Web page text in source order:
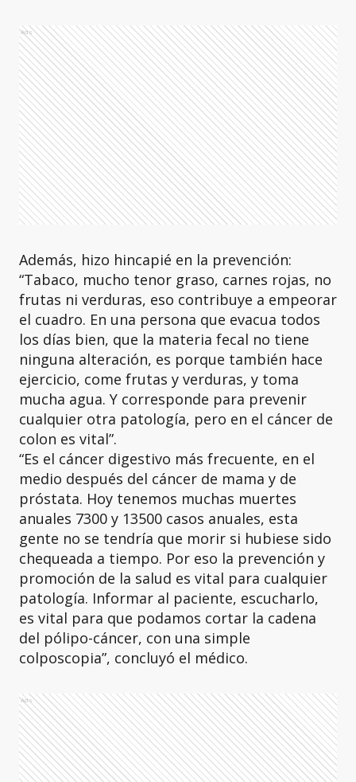
Ads
Además, hizo hincapié en la prevención:
“Tabaco, mucho tenor graso, carnes rojas, no
frutas ni verduras, eso contribuye a empeorar
el cuadro. En una persona que evacua todos
los días bien, que la materia fecal no tiene
ninguna alteración, es porque también hace
ejercicio, come frutas y verduras, y toma
mucha agua. Y corresponde para prevenir
cualquier otra patología, pero en el cáncer de
colon es vital”.
“Es el cáncer digestivo más frecuente, en el
medio después del cáncer de mama y de
próstata. Hoy tenemos muchas muertes
anuales 7300 y 13500 casos anuales, esta
gente no se tendría que morir si hubiese sido
chequeada a tiempo. Por eso la prevención y
promoción de la salud es vital para cualquier
patología. Informar al paciente, escucharlo,
es vital para que podamos cortar la cadena
del pólipo-cáncer, con una simple
colposcopia”, concluyó el médico.
Ads